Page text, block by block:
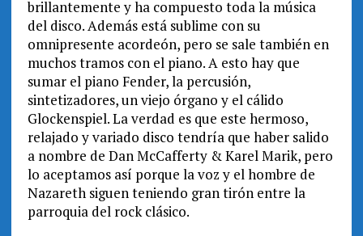
brillantemente y ha compuesto toda la música
del disco. Además está sublime con su
omnipresente acordeón, pero se sale también en
muchos tramos con el piano. A esto hay que
sumar el piano Fender, la percusión,
sintetizadores, un viejo órgano y el cálido
Glockenspiel. La verdad es que este hermoso,
relajado y variado disco tendría que haber salido
a nombre de Dan McCafferty & Karel Marik, pero
lo aceptamos así porque la voz y el hombre de
Nazareth siguen teniendo gran tirón entre la
parroquia del rock clásico.